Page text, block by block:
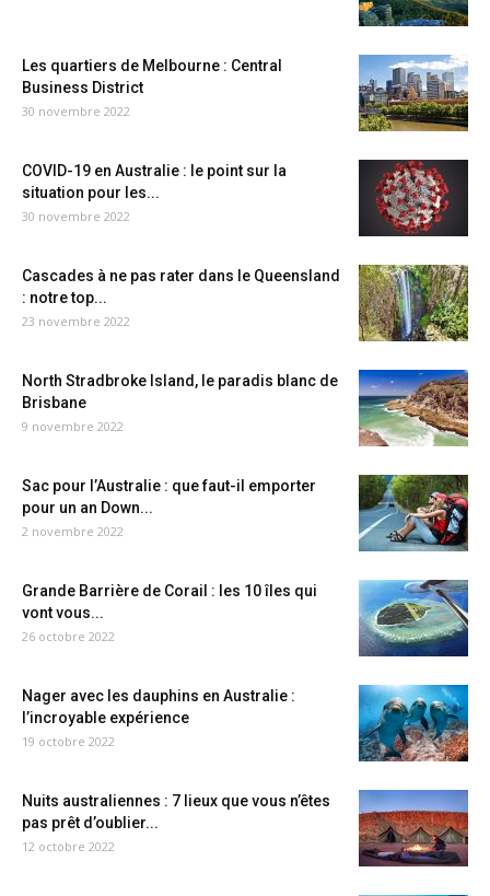
Les quartiers de Melbourne : Central
Business District
30 novembre 2022
COVID-19 en Australie : le point sur la
situation pour les...
30 novembre 2022
Cascades à ne pas rater dans le Queensland
: notre top...
23 novembre 2022
North Stradbroke Island, le paradis blanc de
Brisbane
9 novembre 2022
Sac pour l’Australie : que faut-il emporter
pour un an Down...
2 novembre 2022
Grande Barrière de Corail : les 10 îles qui
vont vous...
26 octobre 2022
Nager avec les dauphins en Australie :
l’incroyable expérience
19 octobre 2022
Nuits australiennes : 7 lieux que vous n’êtes
pas prêt d’oublier...
12 octobre 2022